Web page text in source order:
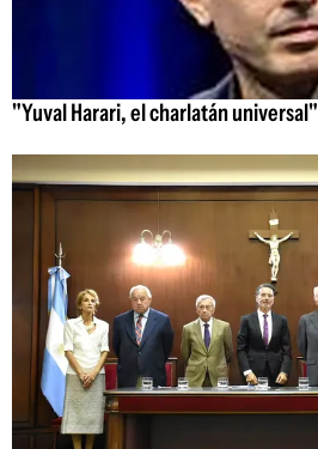
"Yuval Harari, el charlatán universal"